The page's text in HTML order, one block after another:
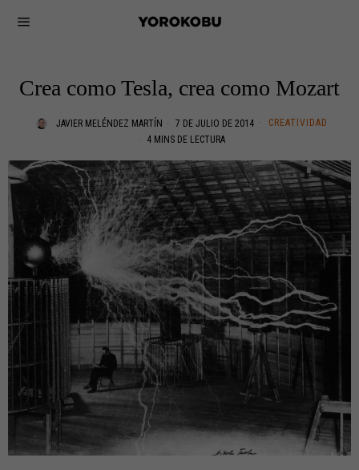
Crea como Tesla, crea como Mozart
JAVIER MELÉNDEZ MARTÍN 7 DE JULIO DE 2014
CREATIVIDAD
4 MINS DE LECTURA